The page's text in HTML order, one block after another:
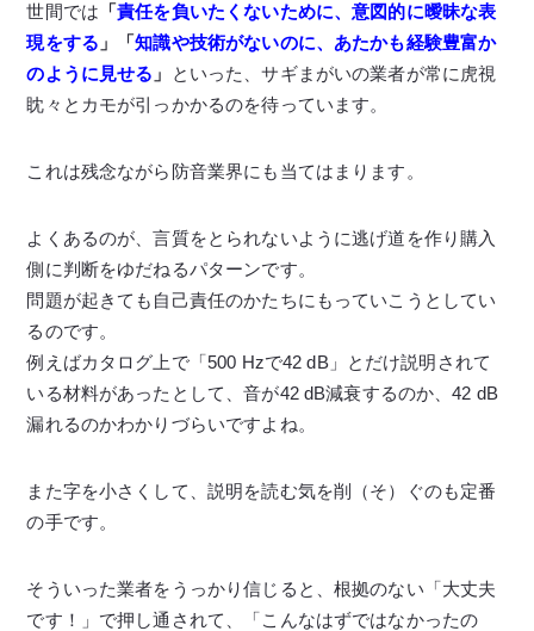
世間では 「責任を負いたくないために、意図的に曖昧な表
現をする 」「知識や技術がないのに、あたかも経験豊富か
のように見せる 」
といった、サギまがいの業者が常に虎視
眈々とカモが引っかかるのを待っています。
これは残念ながら防音業界にも当てはまります。
よくあるのが、言質をとられないように逃げ道を作り購入
側に判断をゆだねるパターンです。
問題が起きても自己責任のかたちにもっていこうとしてい
るのです。
例えばカタログ上で「500 Hzで42 dB」とだけ説明されて
いる材料があったとして、音が42 dB減衰するのか、42 dB
漏れるのかわかりづらいですよね。
また字を小さくして、説明を読む気を削（そ）ぐのも定番
の手です。
そういった業者をうっかり信じると、根拠のない「大丈夫
です！」で押し通されて、「こんなはずではなかったの